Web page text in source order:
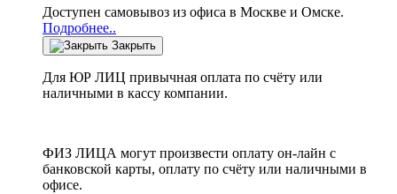
Доступен самовывоз из офиса в Москве и Омске.
Подробнее..
Закрыть
Для ЮР ЛИЦ привычная оплата по счёту или
наличными в кассу компании.
ФИЗ ЛИЦА могут произвести оплату он-лайн с
банковской карты, оплату по счёту или наличными в
офисе.